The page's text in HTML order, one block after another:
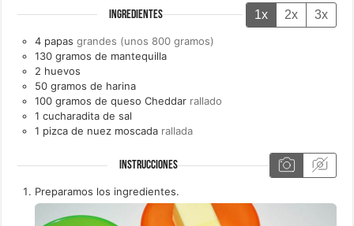
INGREDIENTES 1x 2x 3x
4 papas grandes (unos 800 gramos)
130 gramos de mantequilla
2 huevos
50 gramos de harina
100 gramos de queso Cheddar rallado
1 cucharadita de sal
1 pizca de nuez moscada rallada
INSTRUCCIONES
Preparamos los ingredientes.